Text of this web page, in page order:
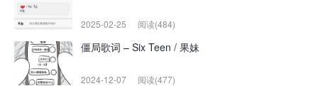
2025-02-25 阅读(484)
僵局歌词 – Six Teen / 果妹
2024-12-07 阅读(477)